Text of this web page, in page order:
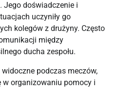
Jego doświadczenie i
uczyniły go
kolegów z drużyny. Często
między
ducha zespołu.
podczas meczów,
organizowaniu pomocy i